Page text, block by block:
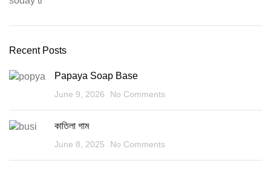
Recent Posts
Papaya Soap Base
June 9, 2026 No Comments
কাতিলা গাম
June 8, 2025 No Comments